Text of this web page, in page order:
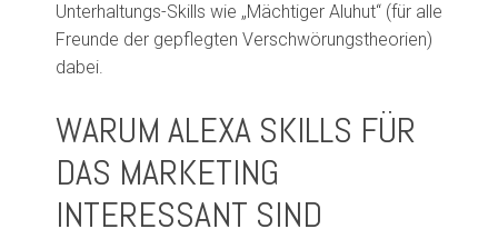
Unterhaltungs-Skills wie „Mächtiger Aluhut“ (für alle
Freunde der gepflegten Verschwörungstheorien)
dabei.
WARUM ALEXA SKILLS FÜR
DAS MARKETING
INTERESSANT SIND